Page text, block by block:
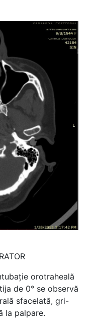
orotraheală
de 0° se observă
sfacelată, gri-
la palpare.